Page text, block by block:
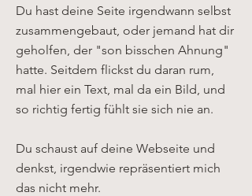
Du hast deine Seite irgendwann selbst
zusammengebaut, oder jemand hat dir
geholfen, der "son bisschen Ahnung"
hatte. Seitdem flickst du daran rum,
mal hier ein Text, mal da ein Bild, und
so richtig fertig fühlt sie sich nie an.
Du schaust auf deine Webseite und
denkst, irgendwie repräsentiert mich
das nicht mehr.